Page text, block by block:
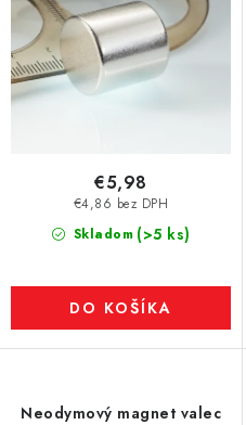
Skladom (>5 ks)
€4,86 bez DPH
€5,98
DO KOŠÍKA
Neodymový magnet valec